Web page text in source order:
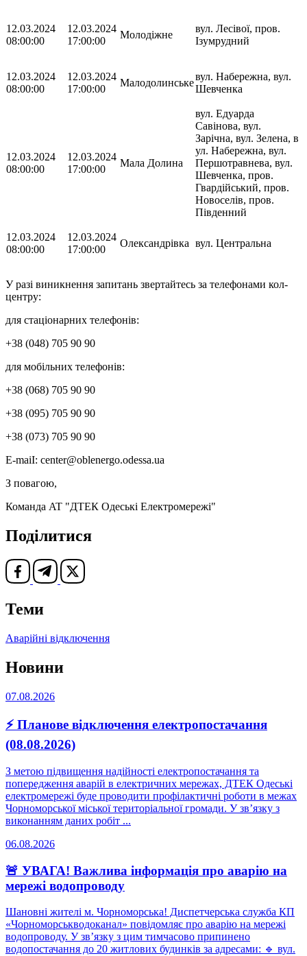
12.03.2024
08:00:00
12.03.2024
17:00:00
Молодіжне
вул. Лесівої, пров.
Ізумрудний
12.03.2024
08:00:00
12.03.2024
17:00:00
Малодолинське
вул. Набережна, вул.
Шевченка
12.03.2024
08:00:00
12.03.2024
17:00:00
Мала Долина
вул. Едуарда
Савінова, вул.
Зарічна, вул. Зелена, в
ул. Набережна, вул.
Першотравнева, вул.
Шевченка, пров.
Гвардійський, пров.
Новоселів, пров.
Південний
12.03.2024
08:00:00
12.03.2024
17:00:00
Олександрівка вул. Центральна
У разі виникнення запитань звертайтесь за телефонами кол-
центру:
для стаціонарних телефонів:
+38 (048) 705 90 90
для мобільних телефонів:
+38 (068) 705 90 90
+38 (095) 705 90 90
+38 (073) 705 90 90
Е-mаіІ: сеnter@oblenergo.odessa.ua
З повагою,
Команда AT "ДТЕК Одеські Електромережі"
Поділитися
Теми
Аварійні відключення
Новини
07.08.2026
⚡ Планове відключення електропостачання
(08.08.2026)
З метою підвищення надійності електропостачання та
попередження аварій в електричних мережах, ДТЕК Одеські
електромережі буде проводити профілактичні роботи в межах
Чорноморської міської територіальної громади. У зв’язку з
виконанням даних робіт ...
06.08.2026
🚨 УВАГА! Важлива інформація про аварію на
мережі водопроводу
Шановні жителі м. Чорноморська! Диспетчерська служба КП
«Чорноморськводоканал» повідомляє про аварію на мережі
водопроводу. У зв’язку з цим тимчасово припинено
водопостачання до 20 житлових будинків за адресами: 🔹 вул.